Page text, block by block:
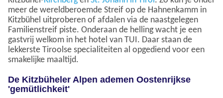
meer de wereldberoemde Streif op de Hahnenkamm in
Kitzbühel uitproberen of afdalen via de naastgelegen
Familienstreif piste. Onderaan de helling wacht je een
gastvrij welkom in het hotel van TUI. Daar staan de
lekkerste Tiroolse specialiteiten al opgediend voor een
smakelijke maaltijd.
De Kitzbüheler Alpen ademen Oostenrijkse
'gemütlichkeit'